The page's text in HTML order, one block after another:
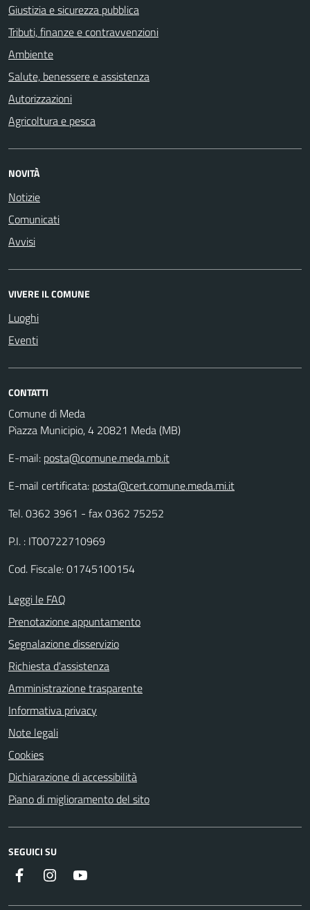
Giustizia e sicurezza pubblica
Tributi, finanze e contravvenzioni
Ambiente
Salute, benessere e assistenza
Autorizzazioni
Agricoltura e pesca
NOVITÀ
Notizie
Comunicati
Avvisi
VIVERE IL COMUNE
Luoghi
Eventi
CONTATTI
Comune di Meda
Piazza Municipio, 4 20821 Meda (MB)
E-mail: posta@comune.meda.mb.it
E-mail certificata: posta@cert.comune.meda.mi.it
Tel. 0362 3961 - fax 0362 75252
P.I. : IT00722710969
Cod. Fiscale: 01745100154
Leggi le FAQ
Prenotazione appuntamento
Segnalazione disservizio
Richiesta d'assistenza
Amministrazione trasparente
Informativa privacy
Note legali
Cookies
Dichiarazione di accessibilità
Piano di miglioramento del sito
SEGUICI SU
InstagramYouTube